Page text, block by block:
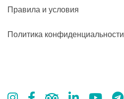
Правила и условия
Политика конфиденциальности